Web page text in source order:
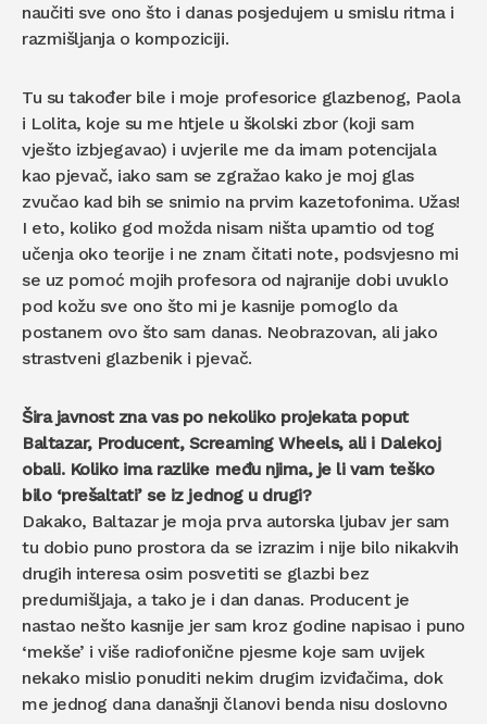
naučiti sve ono što i danas posjedujem u smislu ritma i
razmišljanja o kompoziciji.
Tu su također bile i moje profesorice glazbenog, Paola
i Lolita, koje su me htjele u školski zbor (koji sam
vješto izbjegavao) i uvjerile me da imam potencijala
kao pjevač, iako sam se zgražao kako je moj glas
zvučao kad bih se snimio na prvim kazetofonima. Užas!
I eto, koliko god možda nisam ništa upamtio od tog
učenja oko teorije i ne znam čitati note, podsvjesno mi
se uz pomoć mojih profesora od najranije dobi uvuklo
pod kožu sve ono što mi je kasnije pomoglo da
postanem ovo što sam danas. Neobrazovan, ali jako
strastveni glazbenik i pjevač.
Šira javnost zna vas po nekoliko projekata poput
Baltazar, Producent, Screaming Wheels, ali i Dalekoj
obali. Koliko ima razlike među njima, je li vam teško
bilo ‘prešaltati’ se iz jednog u drugi?
Dakako, Baltazar je moja prva autorska ljubav jer sam
tu dobio puno prostora da se izrazim i nije bilo nikakvih
drugih interesa osim posvetiti se glazbi bez
predumišljaja, a tako je i dan danas. Producent je
nastao nešto kasnije jer sam kroz godine napisao i puno
‘mekše’ i više radiofonične pjesme koje sam uvijek
nekako mislio ponuditi nekim drugim izviđačima, dok
me jednog dana današnji članovi benda nisu doslovno